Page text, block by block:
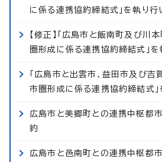
に係る連携協約締結式」を執り行
【修正】「広島市と飯南町及び川
圏形成に係る連携協約締結式」を
「広島市と出雲市、益田市及び
市圏形成に係る連携協約締結式」
広島市と美郷町との連携中枢都
約
広島市と邑南町との連携中枢都